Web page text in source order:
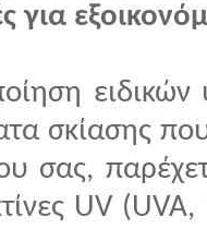
για
ειδικών
σκίασης
σας,
UV